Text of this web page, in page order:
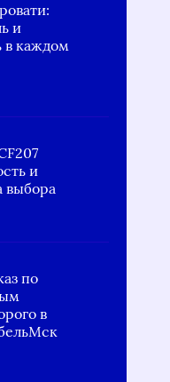
и
в каждом
и
выбора
по
в